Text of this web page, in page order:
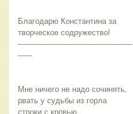
Благодарю Константина за
творческое содружество!
------------------------------------------------
------
Мне ничего не надо сочинять,
рвать у судьбы из горла
строки с кровью.